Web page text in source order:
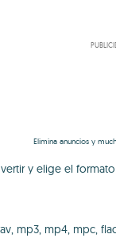
Elimina anuncios y
y elige el
mp3, mp4, mpc,